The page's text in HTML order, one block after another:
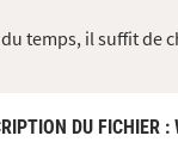
temps, il suffit de
DU FICHIER :